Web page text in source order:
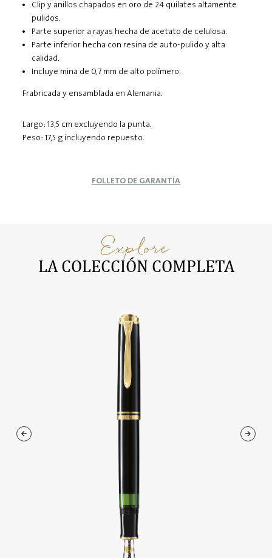
Clip y anillos chapados en oro de 24 quilates altamente
pulidos.
Parte superior a rayas hecha de acetato de celulosa.
Parte inferior hecha con resina de auto-pulido y alta
calidad.
Incluye mina de 0,7 mm de alto polímero.
Frabricada y ensamblada en Alemania.
Largo: 13,5 cm excluyendo la punta.
Peso: 17,5 g incluyendo repuesto.
FOLLETO DE GARANTÍA
Explore
LA COLECCIÓN COMPLETA